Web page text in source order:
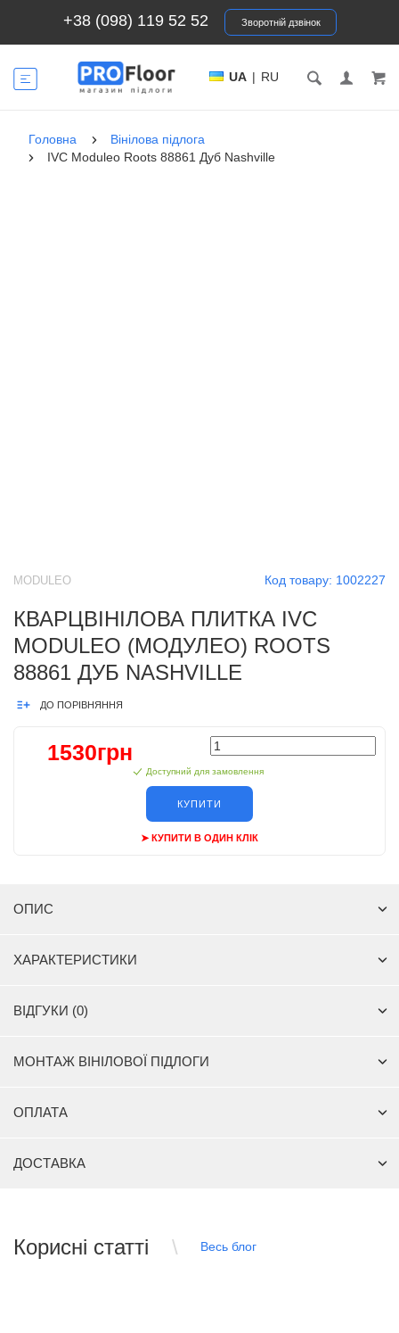
+38 (098) 119 52 52 Зворотній дзвінок
UA | RU
Головна
Вінілова підлога
IVC Moduleo Roots 88861 Дуб Nashville
Код товару: 1002227
MODULEO
КВАРЦВІНІЛОВА ПЛИТКА IVC
MODULEO (МОДУЛЕО) ROOTS
88861 ДУБ NASHVILLE
ДО ПОРІВНЯННЯ
1530грн
Доступний для замовлення
КУПИТИ
➤ КУПИТИ В ОДИН КЛІК
ОПИС
ХАРАКТЕРИСТИКИ
ВІДГУКИ (0)
МОНТАЖ ВІНІЛОВОЇ ПІДЛОГИ
ОПЛАТА
ДОСТАВКА
Корисні статті Весь блог